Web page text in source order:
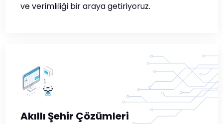
ve verimliliği bir araya getiriyoruz.
Akıllı Şehir Çözümleri